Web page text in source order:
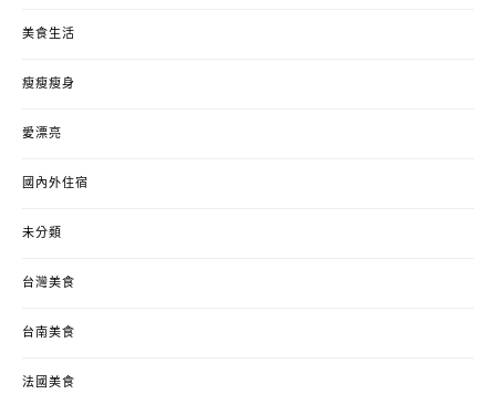
美食生活
瘦瘦瘦身
愛漂亮
國內外住宿
未分類
台灣美食
台南美食
法國美食